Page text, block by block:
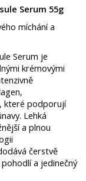
Serum 55g
míchání a
Serum je
krémovými
které podporují
Lehká
a plnou
čerstvě
a jedinečný